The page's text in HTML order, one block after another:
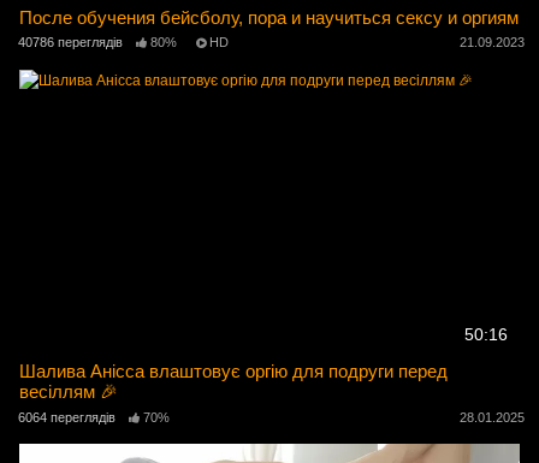
После обучения бейсболу, пора и научиться сексу и оргиям
40786 переглядів 80% HD 21.09.2023
50:16
Шалива Анісса влаштовує оргію для подруги перед
весіллям 🎉
6064 переглядів 70% 28.01.2025